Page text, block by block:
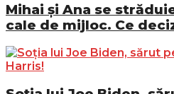
Mihai și Ana se
cale de mijloc. Ce